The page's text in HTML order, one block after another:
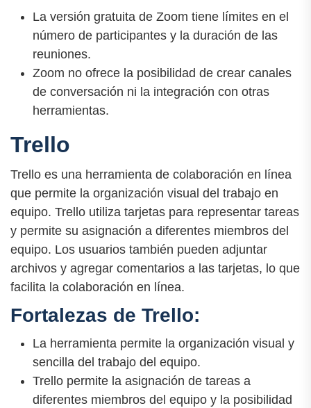
La versión gratuita de Zoom tiene límites en el
número de participantes y la duración de las
reuniones.
Zoom no ofrece la posibilidad de crear canales
de conversación ni la integración con otras
herramientas.
Trello
Trello es una herramienta de colaboración en línea
que permite la organización visual del trabajo en
equipo. Trello utiliza tarjetas para representar tareas
y permite su asignación a diferentes miembros del
equipo. Los usuarios también pueden adjuntar
archivos y agregar comentarios a las tarjetas, lo que
facilita la colaboración en línea.
Fortalezas de Trello:
La herramienta permite la organización visual y
sencilla del trabajo del equipo.
Trello permite la asignación de tareas a
diferentes miembros del equipo y la posibilidad